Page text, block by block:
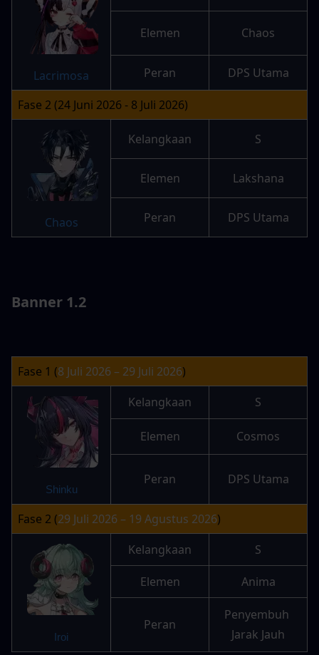
Lacrimosa
Elemen Chaos
Peran DPS Utama
Fase 2 (24 Juni 2026 - 8 Juli 2026)
Chaos
Kelangkaan S
Elemen Lakshana
Peran DPS Utama
Banner 1.2
Fase 1 (8 Juli 2026 – 29 Juli 2026)
Shinku
Kelangkaan S
Elemen Cosmos
Peran DPS Utama
Fase 2 (29 Juli 2026 – 19 Agustus 2026)
Iroi
Kelangkaan S
Elemen Anima
Peran
Penyembuh
Jarak Jauh